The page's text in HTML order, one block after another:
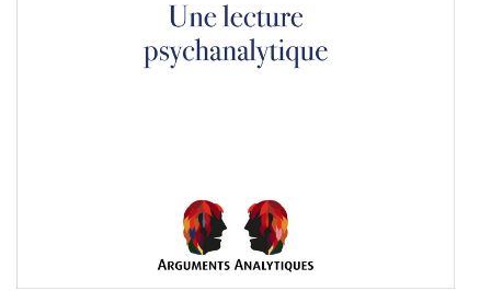
Métropole Nice Côte d'Azur
Département des Alpes Maritimes